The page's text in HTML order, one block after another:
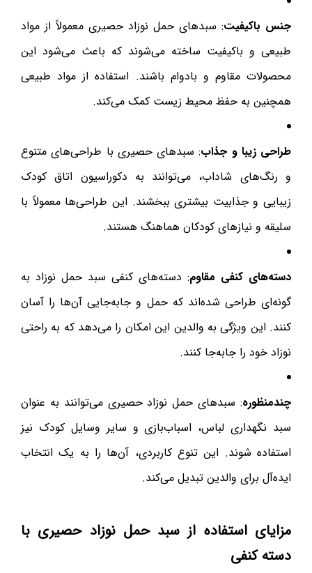
جنس باکیفیت: سبدهای حمل نوزاد حصیری معمولاً از مواد
طبیعی و باکیفیت ساخته می‌شوند که باعث می‌شود این
محصولات مقاوم و بادوام باشند. استفاده از مواد طبیعی
همچنین به حفظ محیط زیست کمک می‌کند.
طراحی زیبا و جذاب: سبدهای حصیری با طراحی‌های متنوع
و رنگ‌های شاداب، می‌توانند به دکوراسیون اتاق کودک
زیبایی و جذابیت بیشتری ببخشند. این طراحی‌ها معمولاً با
سلیقه و نیازهای کودکان هماهنگ هستند.
دسته‌های کنفی مقاوم: دسته‌های کنفی سبد حمل نوزاد به
گونه‌ای طراحی شده‌اند که حمل و جابه‌جایی آن‌ها را آسان
کنند. این ویژگی به والدین این امکان را می‌دهد که به راحتی
نوزاد خود را جابه‌جا کنند.
چندمنظوره: سبدهای حمل نوزاد حصیری می‌توانند به عنوان
سبد نگهداری لباس، اسباب‌بازی و سایر وسایل کودک نیز
استفاده شوند. این تنوع کاربردی، آن‌ها را به یک انتخاب
ایده‌آل برای والدین تبدیل می‌کند.
مزایای استفاده از سبد حمل نوزاد حصیری با
دسته کنفی